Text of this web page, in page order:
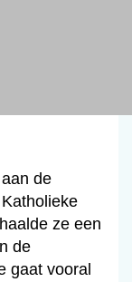
de
ze een
de
gaat vooral